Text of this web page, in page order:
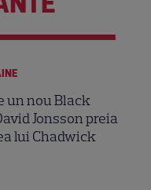
un nou Black
Jonsson preia
lui Chadwick